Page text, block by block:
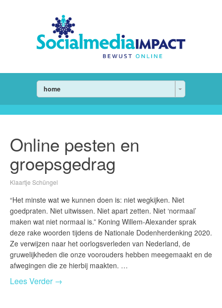
home
Online pesten en
groepsgedrag
Klaartje Schüngel
“Het minste wat we kunnen doen is: niet wegkijken. Niet
goedpraten. Niet uitwissen. Niet apart zetten. Niet ‘normaal’
maken wat niet normaal is.” Koning Willem-Alexander sprak
deze rake woorden tijdens de Nationale Dodenherdenking 2020.
Ze verwijzen naar het oorlogsverleden van Nederland, de
gruwelijkheden die onze voorouders hebben meegemaakt en de
afwegingen die ze hierbij maakten. …
Lees Verder →